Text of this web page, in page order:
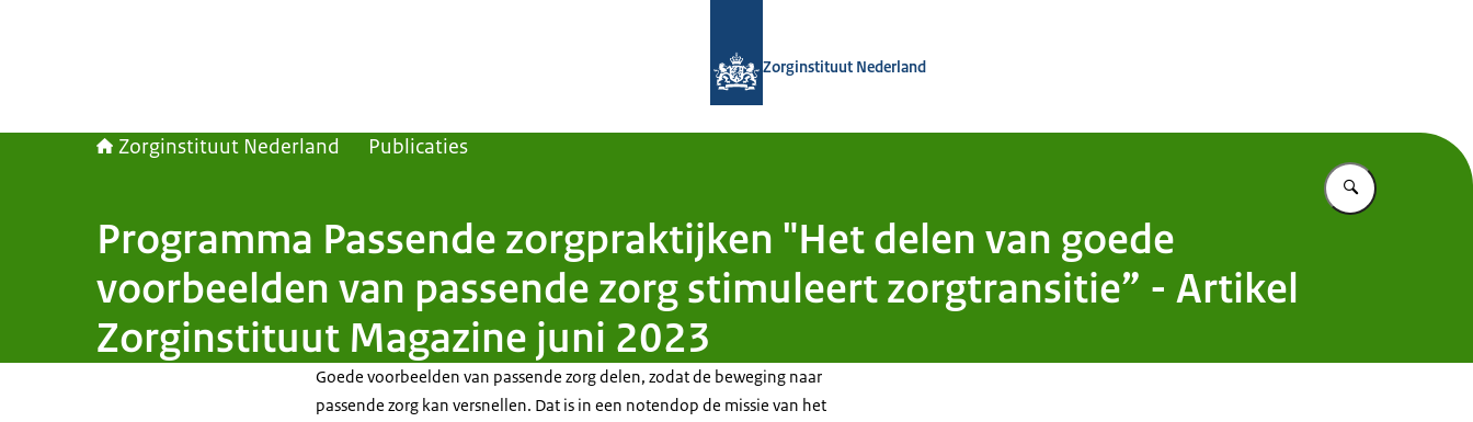
Zorginstituut Nederland
Zorginstituut Nederland Publicaties
Vul in wat u
Programma Passende zorgpraktijken "Het delen van goede
voorbeelden van passende zorg stimuleert zorgtransitie” - Artikel
Zorginstituut Magazine juni 2023
Goede voorbeelden van passende zorg delen, zodat de beweging naar
passende zorg kan versnellen. Dat is in een notendop de missie van het